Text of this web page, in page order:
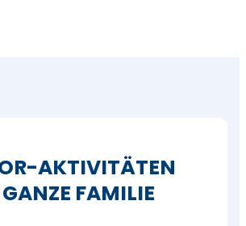
AKTIVITÄTEN
GANZE FAMILIE